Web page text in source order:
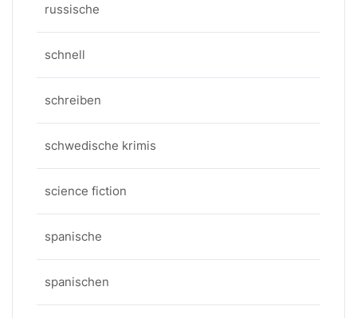
russische
schnell
schreiben
schwedische krimis
science fiction
spanische
spanischen